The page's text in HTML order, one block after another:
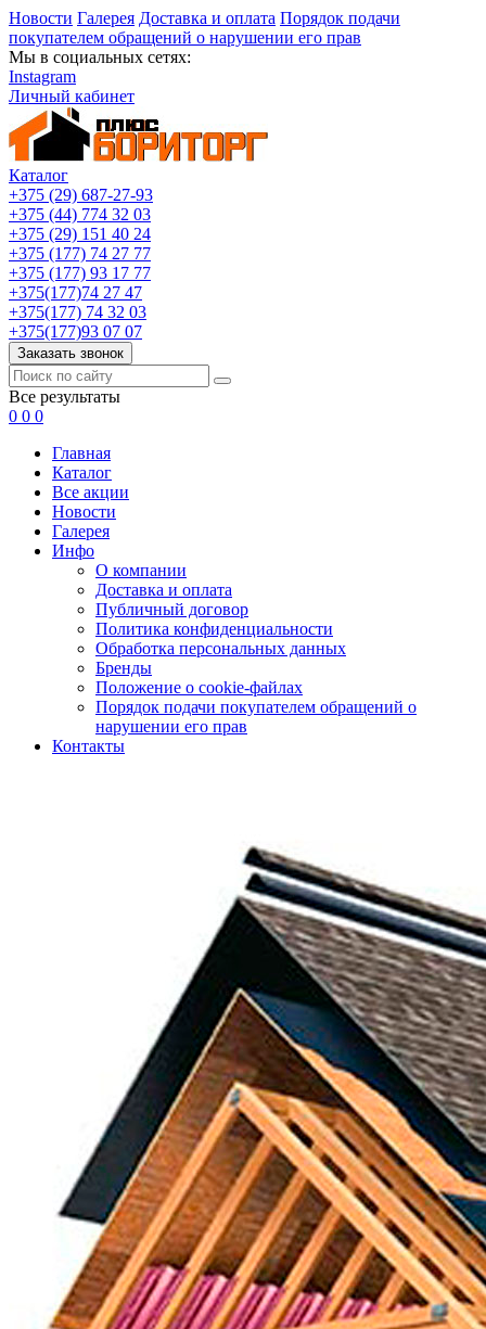
Новости Галерея Доставка и оплата Порядок подачи
покупателем обращений о нарушении его прав
Мы в социальных сетях:
Instagram
Личный кабинет
Каталог
+375 (29) 687-27-93
+375 (44) 774 32 03
+375 (29) 151 40 24
+375 (177) 74 27 77
+375 (177) 93 17 77
+375(177)74 27 47
+375(177) 74 32 03
+375(177)93 07 07
Заказать звонок
Все результаты
0 0 0
Главная
Каталог
Все акции
Новости
Галерея
Инфо
О компании
Доставка и оплата
Публичный договор
Политика конфиденциальности
Обработка персональных данных
Бренды
Положение о cookie-файлах
Порядок подачи покупателем обращений о
нарушении его прав
Контакты